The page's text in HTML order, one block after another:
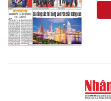
MỘT SẢN PHẨM
RADIO
MEDIA CENTER